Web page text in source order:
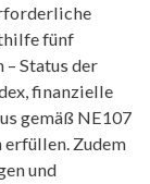
fünf
Status der
finanzielle
gemäß NE107
Zudem
und